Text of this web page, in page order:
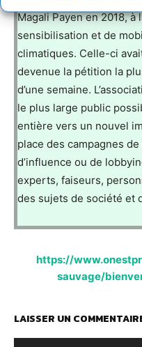
Magali Payen en 2018, à
sensibilisation et de
climatiques. Celle-ci
devenue la pétition la
d’une semaine.
le plus large public
entière vers un nouvel
place des campagnes
d’influence ou de
experts, faiseurs,
des sujets de société et
https://
sauvage/
LAISSER UN